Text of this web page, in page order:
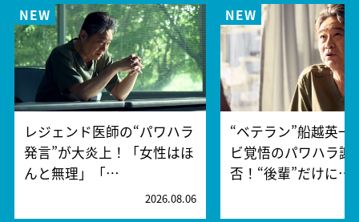
レジェンド医師の“パワハラ
発言”が大炎上！「女性はほ
んと無理」「…
2026.08.06
“ベテラン”船越英一
ビ覚悟のパワハラ謝
否！“後輩”だけに…